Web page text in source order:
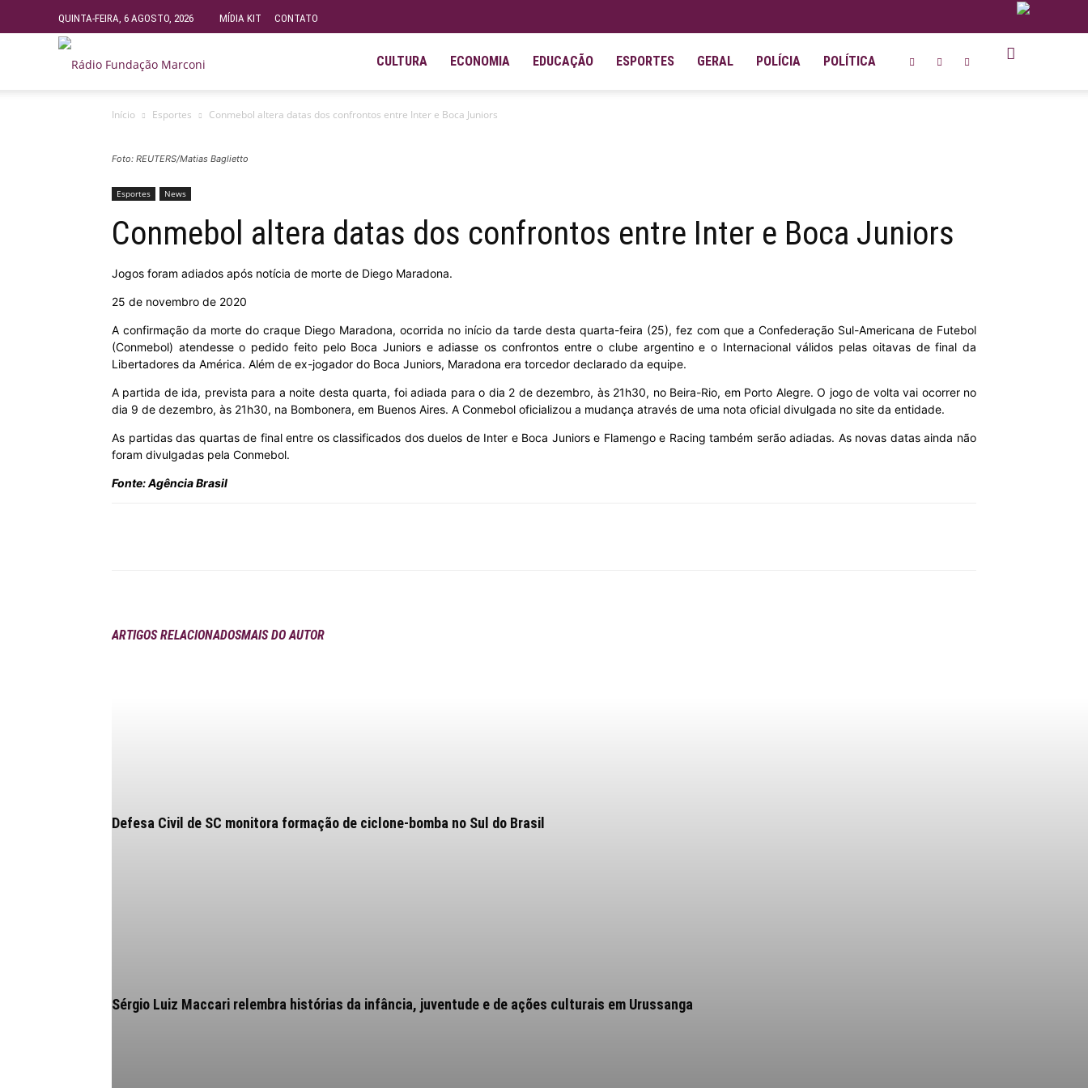
QUINTA-FEIRA, 6 AGOSTO, 2026 MÍDIA KIT CONTATO
Fundação
–
99.9
MHZ
CULTURA ECONOMIA EDUCAÇÃO ESPORTES GERAL POLÍCIA POLÍTICA
Início Esportes Conmebol altera datas dos confrontos entre Inter e Boca Juniors
Foto: REUTERS/Matias Baglietto
Esportes News
Conmebol altera datas dos confrontos entre Inter e Boca Juniors
Jogos foram adiados após notícia de morte de Diego Maradona.
25 de novembro de 2020
A confirmação da morte do craque Diego Maradona, ocorrida no início da tarde desta quarta-feira (25), fez com que a Confederação Sul-Americana de Futebol
(Conmebol) atendesse o pedido feito pelo Boca Juniors e adiasse os confrontos entre o clube argentino e o Internacional válidos pelas oitavas de final da
Libertadores da América. Além de ex-jogador do Boca Juniors, Maradona era torcedor declarado da equipe.
A partida de ida, prevista para a noite desta quarta, foi adiada para o dia 2 de dezembro, às 21h30, no Beira-Rio, em Porto Alegre. O jogo de volta vai ocorrer no
dia 9 de dezembro, às 21h30, na Bombonera, em Buenos Aires. A Conmebol oficializou a mudança através de uma nota oficial divulgada no site da entidade.
As partidas das quartas de final entre os classificados dos duelos de Inter e Boca Juniors e Flamengo e Racing também serão adiadas. As novas datas ainda não
foram divulgadas pela Conmebol.
Fonte: Agência Brasil
ARTIGOS RELACIONADOSMAIS DO AUTOR
Defesa Civil de SC monitora formação de ciclone-bomba no Sul do Brasil
Sérgio Luiz Maccari relembra histórias da infância, juventude e de ações culturais em Urussanga